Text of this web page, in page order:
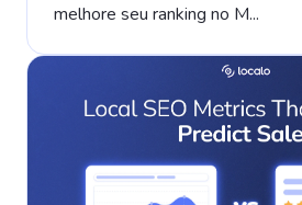
melhore seu ranking no M...